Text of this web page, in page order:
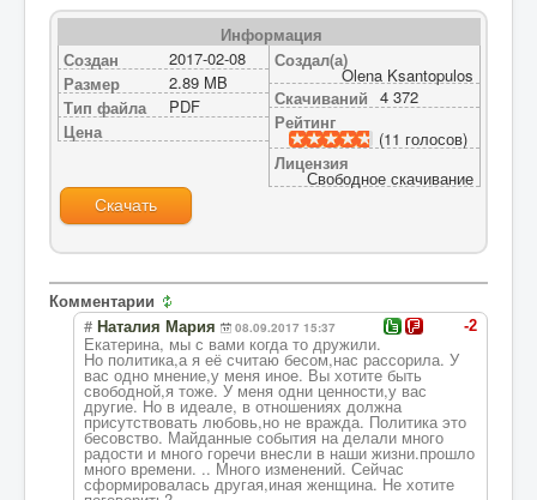
Информация
Создан
2017-02-08
Размер
2.89 MB
Тип файла
PDF
Цена
Создал(а)
Olena Ksantopulos
Скачиваний 4 372
Рейтинг
(11 голосов)
Лицензия
Свободное скачивание
Скачать
Комментарии
-2
# Наталия Мария 08.09.2017 15:37
Екатерина, мы с вами когда то дружили.
Но политика,а я её считаю бесом,нас рассорила. У
вас одно мнение,у меня иное. Вы хотите быть
свободной,я тоже. У меня одни ценности,у вас
другие. Но в идеале, в отношениях должна
присутствовать любовь,но не вражда. Политика это
бесовство. Майданные события на делали много
радости и много горечи внесли в наши жизни.прошло
много времени. .. Много изменений. Сейчас
сформировалась другая,иная женщина. Не хотите